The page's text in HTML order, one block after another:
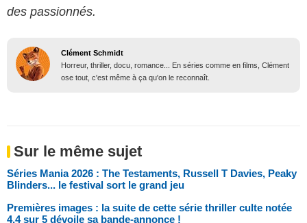
des passionnés.
Clément Schmidt
Horreur, thriller, docu, romance... En séries comme en films, Clément
ose tout, c'est même à ça qu'on le reconnaît.
Sur le même sujet
Séries Mania 2026 : The Testaments, Russell T Davies, Peaky
Blinders... le festival sort le grand jeu
Premières images : la suite de cette série thriller culte notée
4,4 sur 5 dévoile sa bande-annonce !